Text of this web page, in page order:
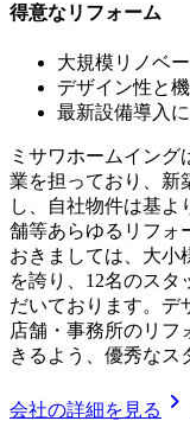
得意なリフォーム
大規模リノベ
デザイン性と
最新設備導入
ミサワホームイン
業を担っており、新
し、自社物件は基よ
舗等あらゆるリフォ
おきましては、大小
を誇り、12名のスタ
だいております。デ
店舗・事務所のリフ
きるよう、優秀なス
会社の詳細を見る chevron_right